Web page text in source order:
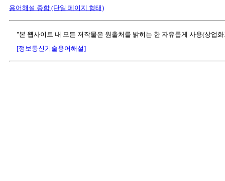
용어해설 종합 (단일 페이지 형태)
"본 웹사이트 내 모든 저작물은 원출처를 밝히는 한 자유롭게 사용(상업
[정보통신기술용어해설]